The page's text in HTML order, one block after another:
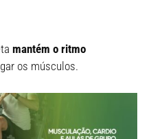
mantém o ritmo
os músculos.